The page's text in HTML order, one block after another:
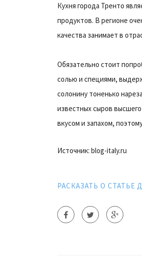
Кухня города Тренто
продуктов. В регионе
качества занимает в
Обязательно стоит
солью и специями,
солонину тоненько
известных сыров
вкусом и запахом,
Источник: blog-italy.ru
РАСКАЗАТЬ О СТАТЬЕ